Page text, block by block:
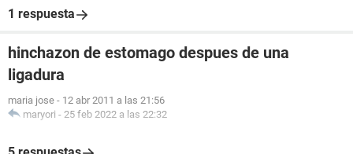
1 respuesta
hinchazon de estomago despues de una
ligadura
maria jose - 12 abr 2011 a las 21:56
maryori - 25 feb 2022 a las 22:32